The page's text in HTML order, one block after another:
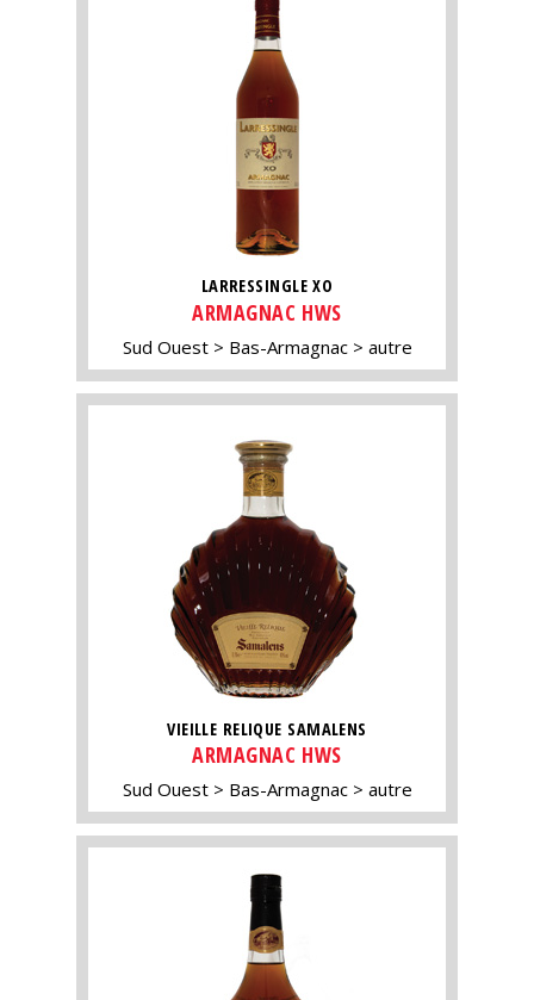
LARRESSINGLE XO
ARMAGNAC HWS
Sud Ouest Bas-Armagnac autre
VIEILLE RELIQUE SAMALENS
ARMAGNAC HWS
Sud Ouest Bas-Armagnac autre